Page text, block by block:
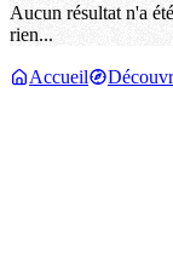
Aucun résultat n'a
rien...
Accueil